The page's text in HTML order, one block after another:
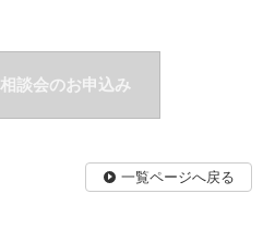
談会のお申込み
一覧ページへ戻る